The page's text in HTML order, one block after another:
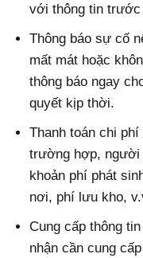
với thông tin trước
Thông báo sự cố
mất mát hoặc
thông báo ngay
quyết kịp thời.
Thanh toán chi
trường hợp, người
khoản phí phát
nơi, phí lưu kho,
Cung cấp thông
nhận cần cung